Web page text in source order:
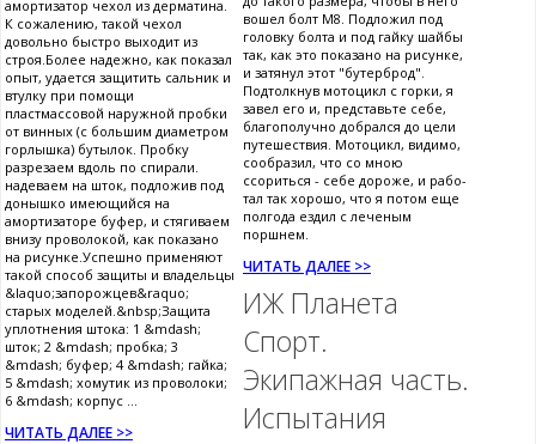
амортизатор чехол из дерматина.
К сожалению, такой чехол
довольно быстро выходит из
строя.Более надежно, как показал
опыт, удается защитить сальник и
втулку при помощи
пластмассовой наружной пробки
от винных (с большим диаметром
горлышка) бутылок. Пробку
разрезаем вдоль по спирали.
надеваем на шток, подложив под
донышко имеющийся на
амортизаторе буфер, и стягиваем
внизу проволокой, как показано
на рисунке.Успешно применяют
такой способ защиты и владельцы
&laquo;запорожцев&raquo;
старых моделей.&nbsp;Защита
уплотнения штока: 1 &mdash;
шток; 2 &mdash; пробка; 3
&mdash; буфер; 4 &mdash; гайка;
5 &mdash; хомутик из проволоки;
6 &mdash; корпус ...
ЧИТАТЬ ДАЛЕЕ >>
вошел болт М8. Подложил под
головку болта и под гайку шайбы
так, как это показано на рисунке,
и затянул этот "бутерброд".
Подтолкнув мотоцикл с горки, я
завел его и, представьте себе,
благополучно добрался до цели
путешествия. Мотоцикл, видимо,
сообразил, что со мною
ссориться - себе дороже, и рабо-
тал так хорошо, что я потом еще
полгода ездил с леченым
поршнем.
ЧИТАТЬ ДАЛЕЕ >>
ИЖ Планета
Спорт.
Экипажная часть.
Испытания